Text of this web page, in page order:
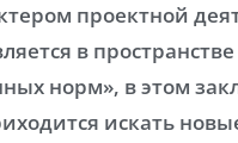
проектной
в пространстве
норм», в этом
искать